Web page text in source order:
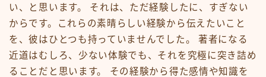
い、と思います。 それは、ただ経験したに、すぎない
からです。これらの素晴らしい経験から伝えたいこと
を、彼はひとつも持っていませんでした。 著者になる
近道はむしろ、少ない体験でも、それを究極に突き詰め
ることだと思います。 その経験から得た感情や知識を